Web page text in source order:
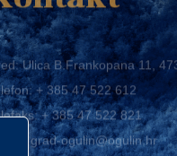
Ulica B.Frankopana 11,
+ 385 47 522 612
+ 385 47 522 821
grad-ogulin@ogulin.hr
58264108511